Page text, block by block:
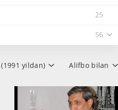
25
56
Alifbo bilan
yildan)